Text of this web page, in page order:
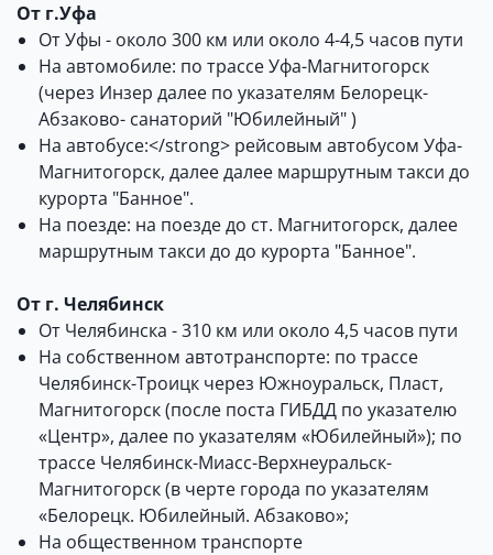
От г.Уфа
От Уфы - около 300 км или около 4-4,5 часов пути
На автомобиле: по трассе Уфа-Магнитогорск
(через Инзер далее по указателям Белорецк-
Абзаково- санаторий "Юбилейный" )
На автобусе:</strong> рейсовым автобусом Уфа-
Магнитогорск, далее далее маршрутным такси до
курорта "Банное".
На поезде: на поезде до ст. Магнитогорск, далее
маршрутным такси до до курорта "Банное".
От г. Челябинск
От Челябинска - 310 км или около 4,5 часов пути
На собственном автотранспорте: по трассе
Челябинск-Троицк через Южноуральск, Пласт,
Магнитогорск (после поста ГИБДД по указателю
«Центр», далее по указателям «Юбилeйный»); по
трассе Челябинск-Миасс-Верхнеуральск-
Магнитогорск (в черте города по указателям
«Белорецк. Юбилeйный. Абзаково»;
На общественном транспорте